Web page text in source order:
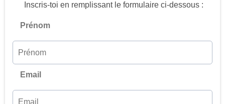
Inscris-toi en remplissant le formulaire ci-dessous :
Prénom
Email